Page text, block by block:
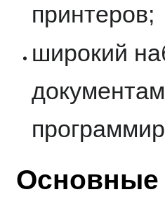
принтеров;
широкий
Основные